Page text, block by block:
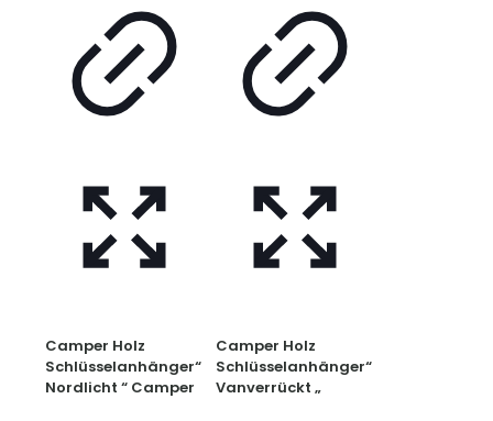
Camper Holz
Schlüsselanhänger“
Nordlicht “ Camper
Camper Holz
Schlüsselanhänger“
Vanverrückt „